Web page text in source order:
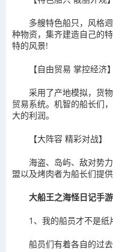
多艘特色船只，风格
种物资，集齐建造自己的
特的风景!
【自由贸易 掌控经济】
采用了产地模拟，货
贸易系统。机智的船长们
大的利润。
【大阵容 精彩对战】
海盗、岛屿、敌对势
盟以及烤肉者为船长们提供
大船王之海怪日记手
1、我的船员才不是纸
船员们有着各自的过去